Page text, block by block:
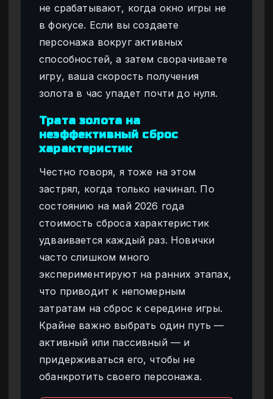
не срабатывают, когда окно игры не
в фокусе. Если вы создаете
персонажа вокруг активных
способностей, а затем сворачиваете
игру, ваша скорость получения
золота в час упадет почти до нуля.
Трата золота на
неэффективный сброс
характеристик
Честно говоря, я тоже на этом
застрял, когда только начинал. По
состоянию на май 2026 года
стоимость сброса характеристик
удваивается каждый раз. Новички
часто слишком много
экспериментируют на ранних этапах,
что приводит к непомерным
затратам на сброс к середине игры.
Крайне важно выбрать один путь —
активный или пассивный — и
придерживаться его, чтобы не
обанкротить своего персонажа.